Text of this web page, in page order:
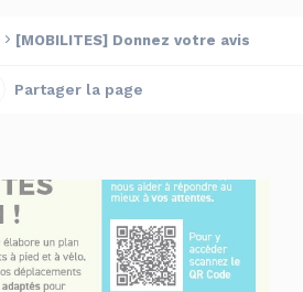
[MOBILITES] Donnez votre avis
Partager la page